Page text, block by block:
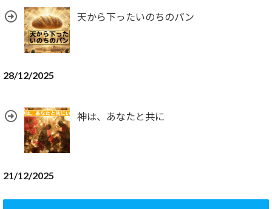
天から下ったいのちのパン
28/12/2025
神は、あなたと共に
21/12/2025